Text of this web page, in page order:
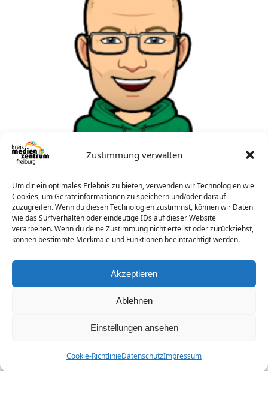
Zustimmung verwalten
Um dir ein optimales Erlebnis zu bieten, verwenden wir Technologien wie
Cookies, um Geräteinformationen zu speichern und/oder darauf
zuzugreifen. Wenn du diesen Technologien zustimmst, können wir Daten
wie das Surfverhalten oder eindeutige IDs auf dieser Website
verarbeiten. Wenn du deine Zustimmung nicht erteilst oder zurückziehst,
können bestimmte Merkmale und Funktionen beeinträchtigt werden.
Akzeptieren
Ablehnen
Einstellungen ansehen
Cookie-RichtlinieDatenschutzImpressum
Dr. Michael Schnirch
Pädagogischer Berater
Nach dem Staatsexamen in Biologie und
Geographie und der Promotion zum Thema
im Projekt WEBGEO arbeitete Michael
Schnirch am Grimmelshausen-Gymnasium in
Offenburg und der Deutschen…